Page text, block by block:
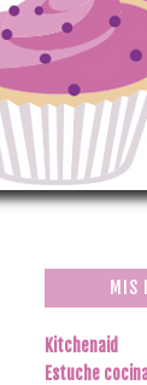
MIS
Kitchenaid
Estuche